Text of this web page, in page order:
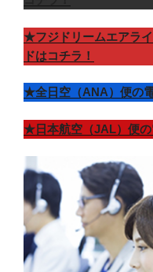
★フジドリームエアラ
ドはコチラ！
★全日空（ANA）便の
★日本航空（JAL）便の